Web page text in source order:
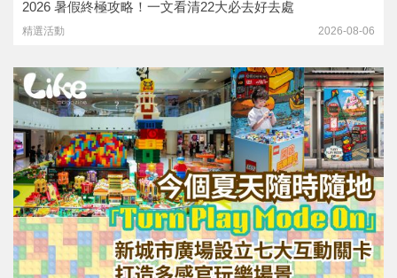
2026 暑假終極攻略！一文看清22大必去好去處
精選活動 2026-08-06